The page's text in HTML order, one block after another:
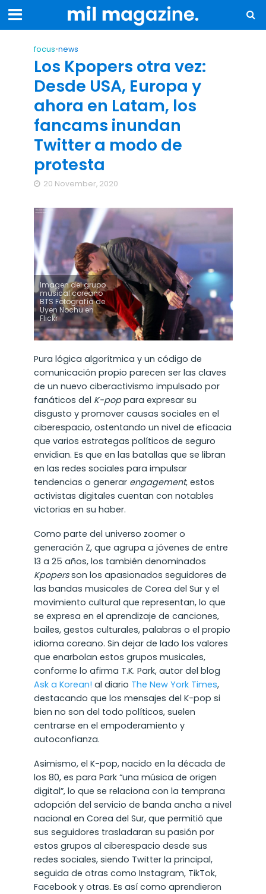
focus•news
Los Kpopers otra vez:
Desde USA, Europa y
ahora en Latam, los
fancams inundan
Twitter a modo de
protesta
20 November, 2020
Imagen del grupo
musical coreano
BTS Fotografía de
Uyen Nochu en
Flickr
Pura lógica algorítmica y un código de
comunicación propio parecen ser las claves
de un nuevo ciberactivismo impulsado por
fanáticos del K-poppara expresar su
disgusto y promover causas sociales en el
ciberespacio, ostentando un nivel de eficacia
que varios estrategas políticos de seguro
envidian. Es que en las batallas que se libran
en las redes sociales para impulsar
tendencias o generar engagement, estos
activistas digitales cuentan con notables
victorias en su haber.
Como parte del universo zoomer o
generación Z, que agrupa a jóvenes de entre
13 a 25 años, los también denominados
Kpopersson los apasionados seguidores de
las bandas musicales de Corea del Sur y el
movimiento cultural que representan, lo que
se expresa en el aprendizaje de canciones,
bailes, gestos culturales, palabras o el propio
idioma coreano. Sin dejar de lado los valores
que enarbolan estos grupos musicales,
conforme lo afirma T.K. Park, autor del blog
Ask a Korean! al diario The New York Times,
destacando que los mensajes del K-pop si
bien no son del todo políticos, suelen
centrarse en el empoderamiento y
autoconfianza.
Asimismo, el K-pop, nacido en la década de
los 80, es para Park “una música de origen
digital”, lo que se relaciona con la temprana
adopción del servicio de banda ancha a nivel
nacional en Corea del Sur, que permitió que
sus seguidores trasladaran su pasión por
estos grupos al ciberespacio desde sus
redes sociales, siendo Twitter la principal,
seguida de otras como Instagram, TikTok,
Facebook y otras. Es así como aprendieron